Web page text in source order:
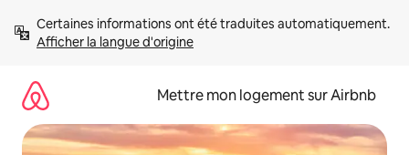
directement
Afficher la langue d'origine
Mettre mon logement sur Airbnb